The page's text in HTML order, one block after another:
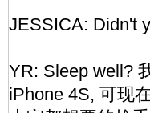
JESSICA: Didn't
YR: Sleep well?
iPhone 4S, 可现